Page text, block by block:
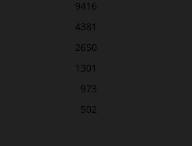
9416
4381
2650
1301
973
502